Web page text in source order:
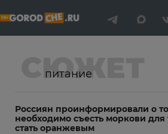
СЮЖЕТ
питание
Россиян проинформировали о
необходимо съесть моркови для
стать оранжевым